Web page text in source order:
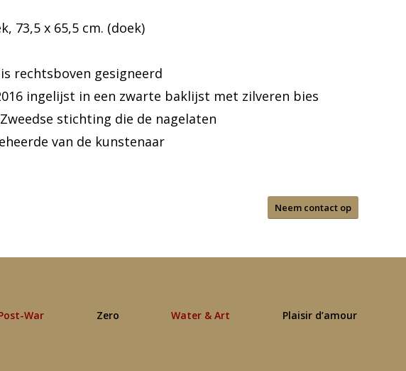
73,5 x 65,5 cm. (doek)
rechtsboven gesigneerd
ingelijst in een zwarte baklijst met zilveren bies
stichting die de nagelaten
van de kunstenaar
Neem contact op
War Zero Water & Art Plaisir d’amour